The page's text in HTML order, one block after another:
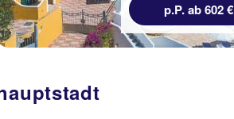
p.P. ab 602 €